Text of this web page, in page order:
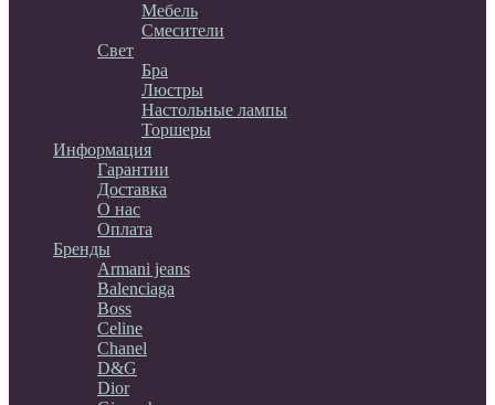
Мебель
Смесители
Свет
Бра
Люстры
Настольные лампы
Торшеры
Информация
Гарантии
Доставка
О нас
Оплата
Бренды
Armani jeans
Balenciaga
Boss
Celine
Chanel
D&G
Dior